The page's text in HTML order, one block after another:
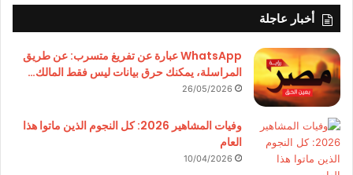
أخبار عاجلة
WhatsApp عبارة عن تفريغ متسرب: عن طريق
المراسلة، يمكنك حرق بيانات ليس فقط المالك…
26/05/2026
وفيات المشاهير 2026: كل النجوم الذين ماتوا هذا
العام
10/04/2026